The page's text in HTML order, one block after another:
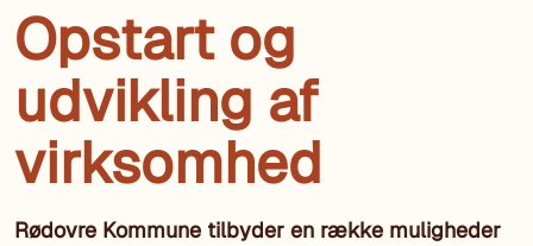
Opstart og
udvikling af
virksomhed
Rødovre Kommune tilbyder en række muligheder